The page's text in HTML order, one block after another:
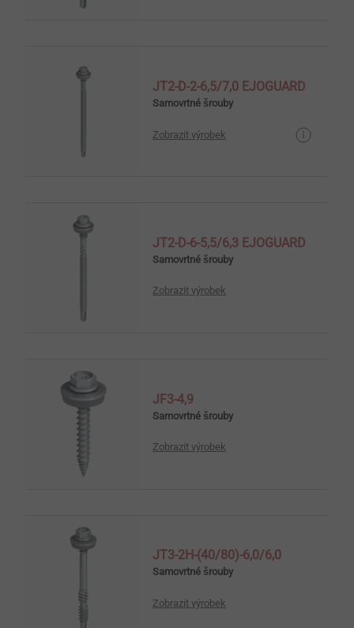
JT2-D-2-6,5/7,0 EJOGUARD
Samovrtné šrouby
Zobrazit výrobek
JT2-D-6-5,5/6,3 EJOGUARD
Samovrtné šrouby
Zobrazit výrobek
JF3-4,9
Samovrtné šrouby
Zobrazit výrobek
JT3-2H-(40/80)-6,0/6,0
Samovrtné šrouby
Zobrazit výrobek